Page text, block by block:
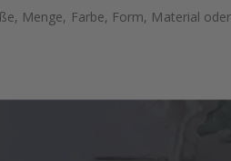
Menge, Farbe, Form, Material